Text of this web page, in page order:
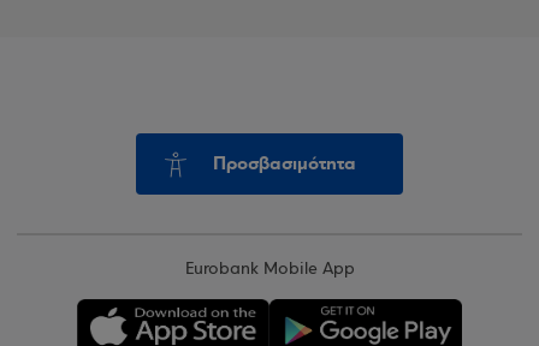
Προσβασιμότητα
Eurobank Mobile App